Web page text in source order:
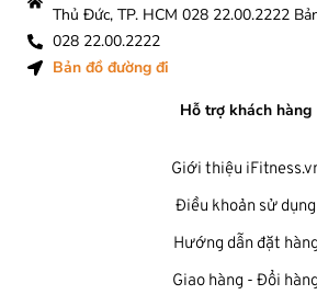
Thủ Đức, TP. HCM 028 22.00.2222
028 22.00.2222
Bản đồ đường đi
Hỗ trợ khách hàng
Giới thiệu
Điều khoản sử dụng
Hướng dẫn đặt hàng
Giao hàng - Đổi hàng